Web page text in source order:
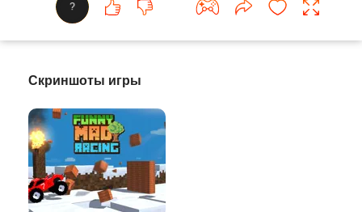
?
Скриншоты игры